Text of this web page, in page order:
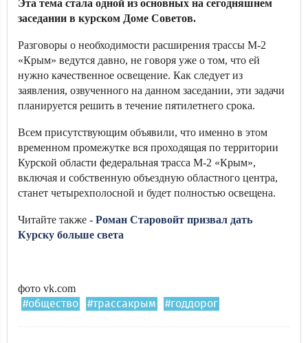
Эта тема стала одной из основных на сегодняшнем
заседании в курском Доме Советов.
Разговоры о необходимости расширения трассы М-2
«Крым» ведутся давно, не говоря уже о том, что ей
нужно качественное освещение. Как следует из
заявления, озвученного на данном заседании, эти задачи
планируется решить в течение пятилетнего срока.
Всем присутствующим объявили, что именно в этом
временном промежутке вся проходящая по территории
Курской области федеральная трасса М-2 «Крым»,
включая и собственную объездную областного центра,
станет четырехполосной и будет полностью освещена.
Читайте также - Роман Старовойт призвал дать
Курску больше света
фото vk.com
#общество #трассакрым #годдорог